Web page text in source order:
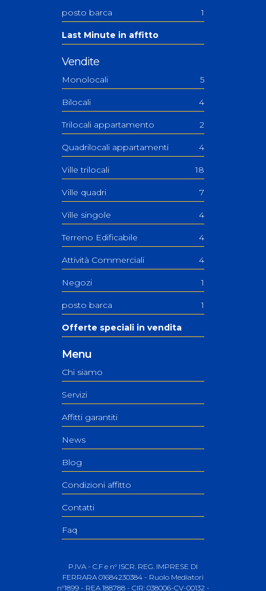
posto barca 1
Last Minute in affitto
Vendite
Monolocali 5
Bilocali 4
Trilocali appartamento 2
Quadrilocali appartamenti 4
Ville trilocali 18
Ville quadri 7
Ville singole 4
Terreno Edificabile 4
Attività Commerciali 4
Negozi 1
posto barca 1
Offerte speciali in vendita
Menu
Chi siamo
Servizi
Affitti garantiti
News
Blog
Condizioni affitto
Contatti
Faq
P.IVA - C.F e n° ISCR. REG. IMPRESE DI
FERRARA 01684230384 - Ruolo Mediatori
n°1899 - REA 188788 - CIR: 038006-CV-00132 -